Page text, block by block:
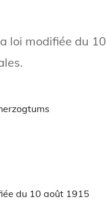
loi modifiée du 10
du 10 août 1915